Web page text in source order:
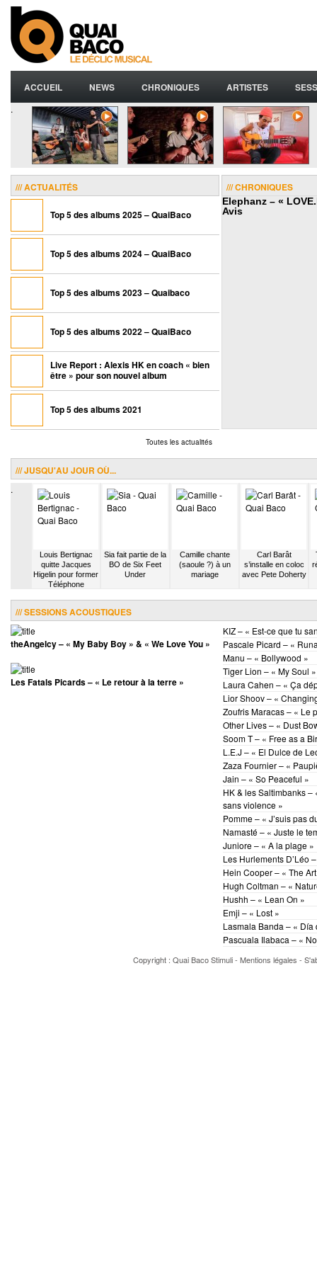
ACCUEIL NEWS CHRONIQUES ARTISTES
.
/// ACTUALITÉS
Top 5 des albums 2025 – QuaiBaco
Top 5 des albums 2024 – QuaiBaco
Top 5 des albums 2023 – Quaibaco
Top 5 des albums 2022 – QuaiBaco
Live Report : Alexis HK en coach « bien
être » pour son nouvel album
Top 5 des albums 2021
Toutes les actualités
/// CHRONIQUES
Elephanz – «
Avis
/// JUSQU'AU JOUR OÙ...
.
Louis Bertignac
quitte Jacques
Higelin pour former
Téléphone
Sia fait partie de la
BO de Six Feet
Under
Camille chante
(saoule ?) à un
mariage
Carl Barât
s’installe en coloc
avec Pete Doherty
/// SESSIONS ACOUSTIQUES
theAngelcy – « My Baby Boy » & « We Love You »
Les Fatals Picards – « Le retour à la terre »
KIZ – « Est-ce que tu
Pascale Picard – «
Manu – « Bollywood »
Tiger Lion – « My Soul »
Laura Cahen – « Ça
Lior Shoov – «
Zoufris Maracas – « Le
Other Lives – « Dust
Soom T – « Free as a
L.E.J – « El Dulce de
Zaza Fournier – «
Jain – « So Peaceful »
HK & les Saltimbanks –
sans violence »
Pomme – « J’suis pas
Namasté – « Juste le
Juniore – « A la plage »
Les Hurlements D’Léo
Hein Cooper – « The
Hugh Coltman – «
Hushh – « Lean On »
Emji – « Lost »
Lasmala Banda – « Día
Pascuala Ilabaca – «
Copyright : Quai BacoStimuli- Mentions légales -